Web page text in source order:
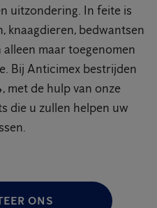
uitzondering. In feite is
knaagdieren, bedwantsen
maar toegenomen
Bij Anticimex bestrijden
met de hulp van onze
die u zullen helpen uw
ONS